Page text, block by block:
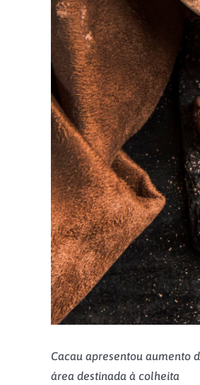
Cacau apresentou aumento
área destinada à colheita